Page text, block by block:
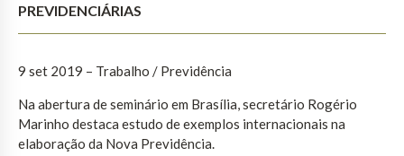
PREVIDENCIÁRIAS
9 set 2019 – Trabalho / Previdência
Na abertura de seminário em Brasília, secretário Rogério
Marinho destaca estudo de exemplos internacionais na
elaboração da Nova Previdência.